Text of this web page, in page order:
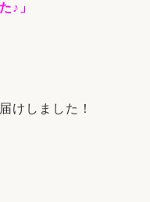
♪」
けしました！